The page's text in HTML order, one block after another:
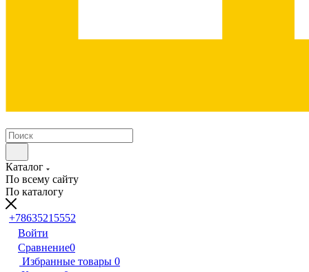
Каталог
По всему сайту
По каталогу
+78635215552
Войти
Сравнение0
Избранные товары 0